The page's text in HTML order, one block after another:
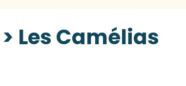
Les Camélias